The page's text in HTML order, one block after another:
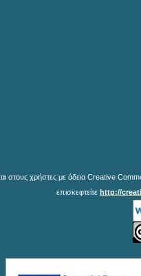
στους χρήστες με άδεια Creative
επισκεφτείτε http://